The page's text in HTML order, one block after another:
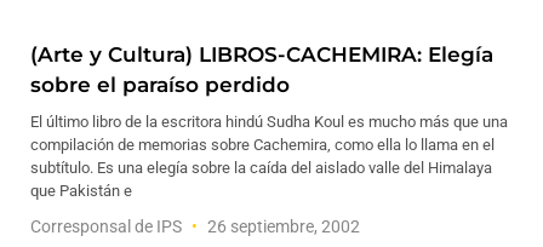
(Arte y Cultura) LIBROS-CACHEMIRA: Elegía
sobre el paraíso perdido
El último libro de la escritora hindú Sudha Koul es mucho más que una
compilación de memorias sobre Cachemira, como ella lo llama en el
subtítulo. Es una elegía sobre la caída del aislado valle del Himalaya
que Pakistán e
Corresponsal de IPS 26 septiembre, 2002